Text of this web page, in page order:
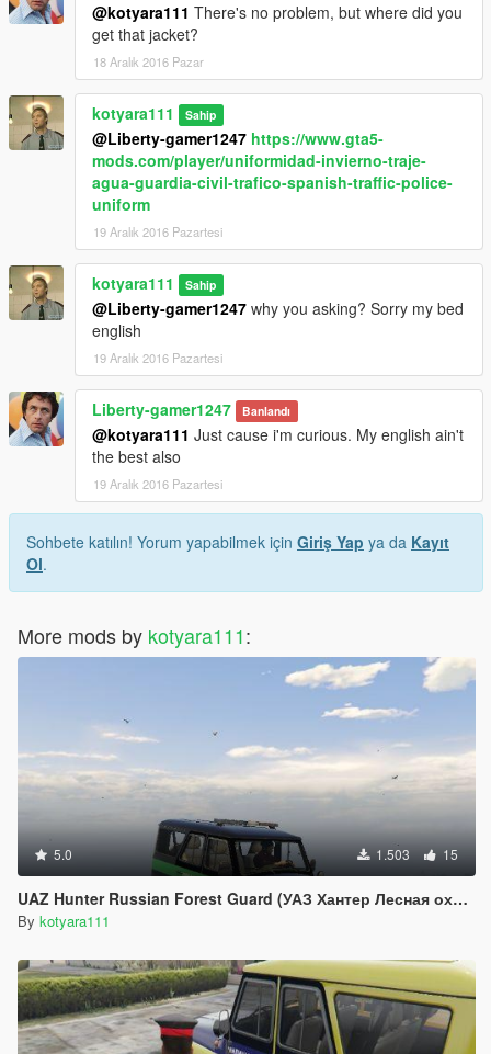
@kotyara111 There's no problem, but where did you
get that jacket?
18 Aralık 2016 Pazar
kotyara111 Sahip
@Liberty-gamer1247 https://www.gta5-
mods.com/player/uniformidad-invierno-traje-
agua-guardia-civil-trafico-spanish-traffic-police-
uniform
19 Aralık 2016 Pazartesi
kotyara111 Sahip
@Liberty-gamer1247 why you asking? Sorry my bed
english
19 Aralık 2016 Pazartesi
Liberty-gamer1247 Banlandı
@kotyara111 Just cause i'm curious. My english ain't
the best also
19 Aralık 2016 Pazartesi
Sohbete katılın! Yorum yapabilmek için Giriş Yap ya da Kayıt
Ol.
More mods by kotyara111:
5.0 1.503 15
UAZ Hunter Russian Forest Guard (УАЗ Хантер Лесная охрана)
By kotyara111